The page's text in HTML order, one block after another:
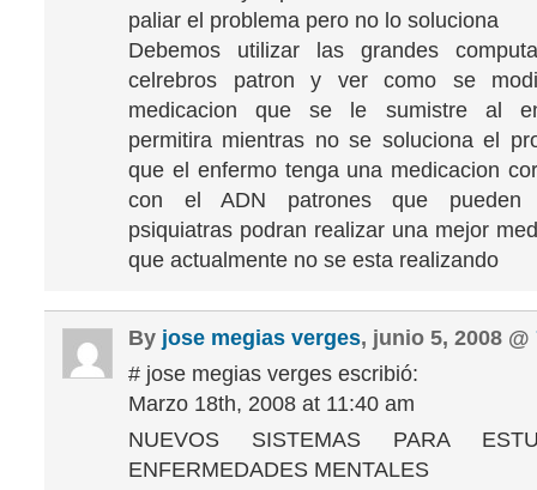
paliar el problema pero no lo soluciona
Debemos utilizar las grandes
celrebros patron y ver como se
medicacion que se le sumistre al
permitira mientras no se soluciona el
que el enfermo tenga una medicacion
con el ADN patrones que pueden
psiquiatras podran realizar una mejor
que actualmente no se esta realizando
By jose megias verges, junio 5, 2008 @
# jose megias verges escribió:
Marzo 18th, 2008 at 11:40 am
NUEVOS SISTEMAS PARA
ENFERMEDADES MENTALES